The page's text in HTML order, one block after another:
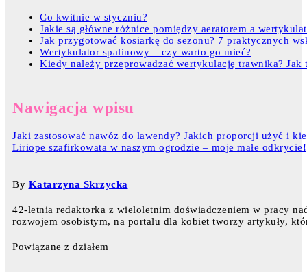
Co kwitnie w styczniu?
Jakie są główne różnice pomiędzy aeratorem a
Jak przygotować kosiarkę do sezonu? 7 praktycznych
Wertykulator spalinowy – czy warto go mieć?
Kiedy należy przeprowadzać wertykulację trawnika? Jak
Nawigacja wpisu
Jaki zastosować nawóz do lawendy? Jakich proporcji użyć i
Liriope szafirkowata w naszym ogrodzie – moje małe odkrycie!
By Katarzyna Skrzycka
42-letnia redaktorka z wieloletnim doświadczeniem w pracy
rozwojem osobistym, na portalu dla kobiet tworzy artykuły,
Powiązane z działem